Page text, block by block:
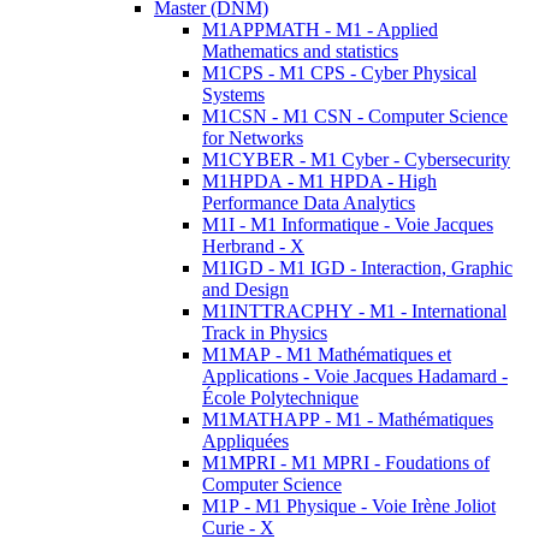
Master (DNM)
M1APPMATH - M1 - Applied
Mathematics and statistics
M1CPS - M1 CPS - Cyber Physical
Systems
M1CSN - M1 CSN - Computer Science
for Networks
M1CYBER - M1 Cyber - Cybersecurity
M1HPDA - M1 HPDA - High
Performance Data Analytics
M1I - M1 Informatique - Voie Jacques
Herbrand - X
M1IGD - M1 IGD - Interaction, Graphic
and Design
M1INTTRACPHY - M1 - International
Track in Physics
M1MAP - M1 Mathématiques et
Applications - Voie Jacques Hadamard -
École Polytechnique
M1MATHAPP - M1 - Mathématiques
Appliquées
M1MPRI - M1 MPRI - Foudations of
Computer Science
M1P - M1 Physique - Voie Irène Joliot
Curie - X